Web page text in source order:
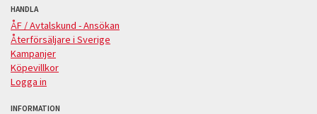
HANDLA
ÅF / Avtalskund - Ansökan
Återförsäljare i Sverige
Kampanjer
Köpevillkor
Logga in
INFORMATION